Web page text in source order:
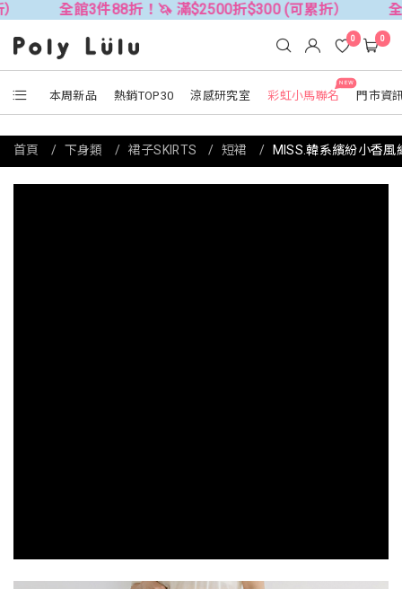
3件88折！🦄 滿$2500折$300 (可累折） 全館3件88折
本周新品 熱銷TOP30 涼感研究室
NEW
彩虹小馬聯名 門市資
0 0
首頁 下身類 裙子SKIRTS 短裙 MISS.韓系繽紛小香